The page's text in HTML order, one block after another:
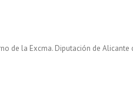
de la Excma. Diputación de Alicante